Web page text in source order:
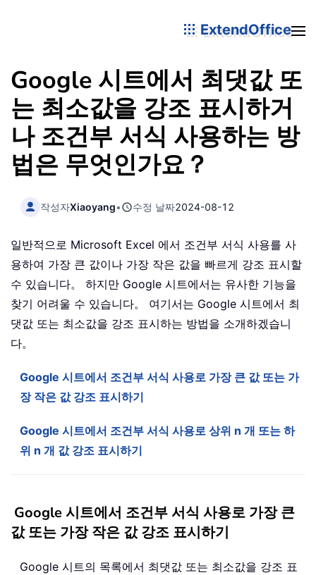
ExtendOffice
Google 시트에서 최댓값 또
는 최소값을 강조 표시하거
나 조건부 서식 사용하는 방
법은 무엇인가요？
작성자Xiaoyang• 수정 날짜2024-08-12
일반적으로 Microsoft Excel 에서 조건부 서식 사용를 사
용하여 가장 큰 값이나 가장 작은 값을 빠르게 강조 표시할
수 있습니다。 하지만 Google 시트에서는 유사한 기능을
찾기 어려울 수 있습니다。 여기서는 Google 시트에서 최
댓값 또는 최소값을 강조 표시하는 방법을 소개하겠습니
다。
Google 시트에서 조건부 서식 사용로 가장 큰 값 또는 가
장 작은 값 강조 표시하기
Google 시트에서 조건부 서식 사용로 상위 n 개 또는 하
위 n 개 값 강조 표시하기
Google 시트에서 조건부 서식 사용로 가장 큰
값 또는 가장 작은 값 강조 표시하기
Google 시트의 목록에서 최댓값 또는 최소값을 강조 표